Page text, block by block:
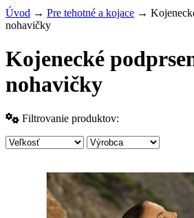
Úvod → Pre tehotné a kojace →
nohavičky
Kojenecké
nohavičky
Filtrovanie produktov: